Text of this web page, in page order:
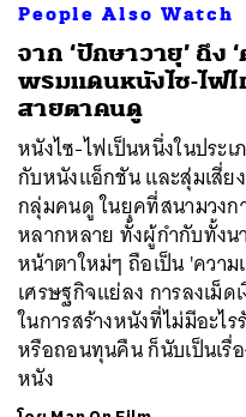
People Also Watch
จาก ‘ปักษาวายุ’ ถึง
พรมแดนหนังไซ-ไฟ
สายตาคนดู
หนังไซ-ไฟเป็นหนึ่งในประ
กับหนังแอ็กชัน และสุ่มเสี่ย
กลุ่มคนดู ในยุคที่สนามวงก
หลากหลาย ทั้งผู้กำกับทั้งน
หน้าตาใหม่ๆ ถือเป็น 'ควา
เศรษฐกิจแย่ลง การลงเม็
ในการสร้างหนังที่ไม่มีอะไ
หรือถอนทุนคืน ก็นับเป็นเรื่
หนัง
ค้นหา
SHARE